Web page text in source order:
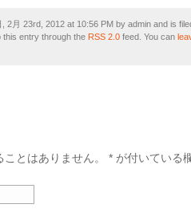
2月 23rd, 2012 at 10:56 PM by admin and is
this entry through the RSS 2.0feed. You can
とはありません。 *が付いている